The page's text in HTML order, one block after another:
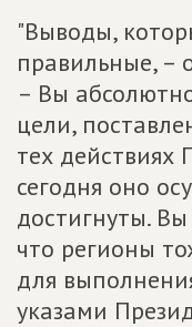
"Выводы,
правильные, –
– Вы
цели,
тех действиях
сегодня оно
достигнуты.
что регионы
для
указами